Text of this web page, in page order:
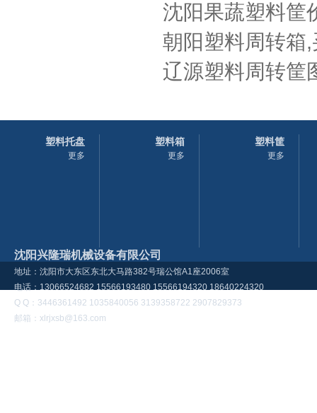
沈阳果蔬塑料筐
朝阳塑料周转箱
辽源塑料周转筐
塑料托盘
更多
塑料箱
更多
塑料筐
更多
沈阳兴隆瑞机械设备有限公司
地址：沈阳市大东区东北大马路382号瑞公馆A1座2006室
电话：13066524682 15566193480 15566194320 18640224320
Q Q：3446361492 1035840056 3139358722 2907829373
邮箱：xlrjxsb@163.com